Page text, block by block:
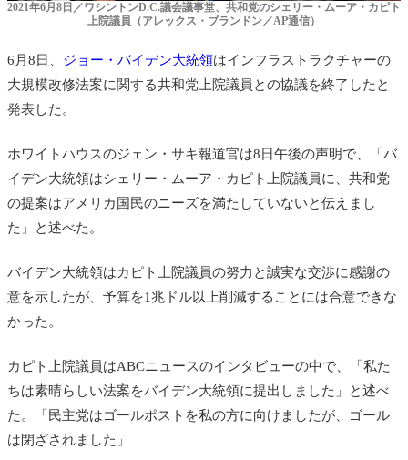
2021年6月8日／ワシントンD.C.議会議事堂、共和党のシェリー・ムーア・カピト
上院議員（アレックス・ブランドン／AP通信）
6月8日、 ジョー・バイデン大統領はインフラストラクチャーの
大規模改修法案に関する共和党上院議員との協議を終了したと
発表した。
ホワイトハウスのジェン・サキ報道官は8日午後の声明で、「バ
イデン大統領はシェリー・ムーア・カピト上院議員に、共和党
の提案はアメリカ国民のニーズを満たしていないと伝えまし
た」と述べた。
バイデン大統領はカピト上院議員の努力と誠実な交渉に感謝の
意を示したが、予算を1兆ドル以上削減することには合意できな
かった。
カピト上院議員はABCニュースのインタビューの中で、「私た
ちは素晴らしい法案をバイデン大統領に提出しました」と述べ
た。「民主党はゴールポストを私の方に向けましたが、ゴール
は閉ざされました」